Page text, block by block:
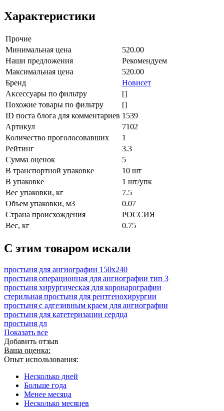
Характеристики
Прочие
Минимальная цена
520.00
Наши предложения
Рекомендуем
Максимальная цена
520.00
Бренд
Новисет
Аксессуары по фильтру
[]
Похожие товары по фильтру
[]
ID поста блога для комментариев 1539
Артикул
7102
Количество проголосовавших
1
Рейтинг
3.3
Сумма оценок
5
В транспортной упаковке
10 шт
В упаковке
1 шт/упк
Вес упаковки, кг
7.5
Объем упаковки, м3
0.07
Страна происхождения
РОССИЯ
Вес, кг
0.75
C этим товаром искали
простыня для ангиографии 150х240
простыня операционная для ангиографии тип 3
простыня хирургическая для коронарографии
стерильная простыня для рентгенохирургии
простыня с адгезивным краем для ангиографии
простыня для катетеризации сердца
простыня дл
Показать все
Добавить отзыв
Ваша оценка:
Опыт использования:
Несколько дней
Больше года
Менее месяца
Несколько месяцев